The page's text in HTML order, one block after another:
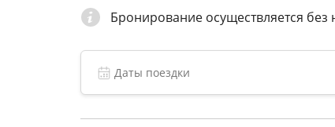
Бронирование осуществляется без